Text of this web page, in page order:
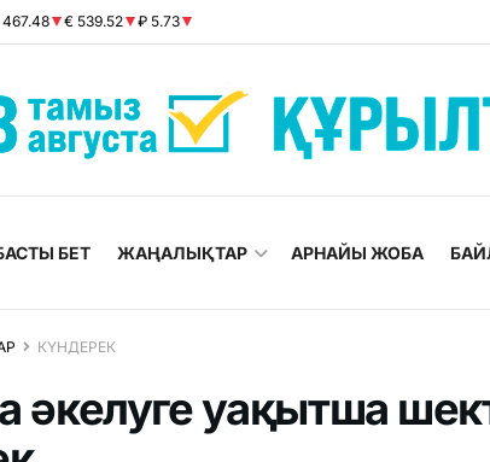
€ 539.52 ₽ 5.73
БЕТ ЖАҢАЛЫҚТАР АРНАЙЫ ЖОБА
КҮНДЕРЕК
әкелуге уақытша